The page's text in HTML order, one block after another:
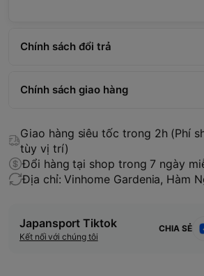
Chính sách đổi trả
Chính sách giao hàng
Giao hàng siêu tốc trong 2h (Phí
tùy vị trí)
Đổi hàng tại shop trong 7 ngày
Địa chỉ: Vinhome Gardenia, Hàm
Japansport Tiktok
Kết nối với chúng tôi
CHIA SẺ